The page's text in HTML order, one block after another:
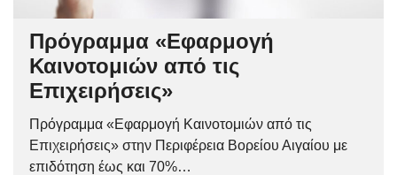
Πρόγραμμα «Εφαρμογή
Καινοτομιών από τις
Επιχειρήσεις»
Πρόγραμμα «Εφαρμογή Καινοτομιών από τις
Επιχειρήσεις» στην Περιφέρεια Βορείου Αιγαίου με
επιδότηση έως και 70%…